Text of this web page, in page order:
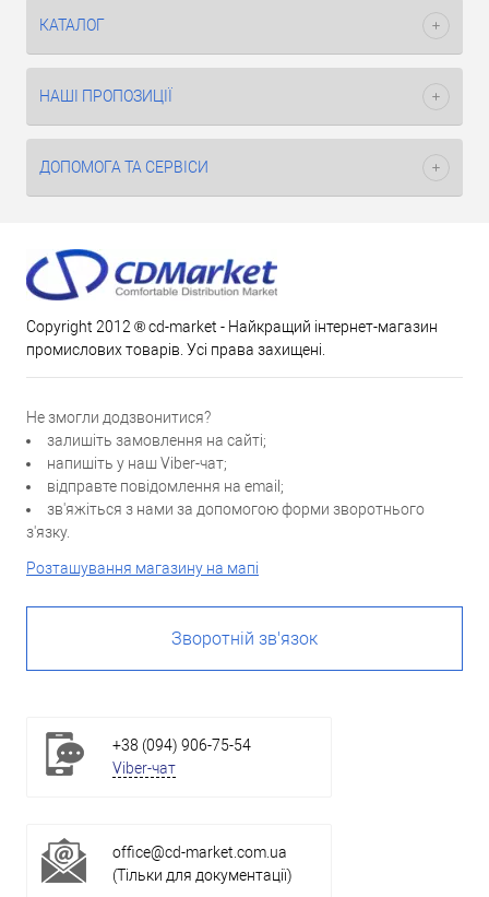
КАТАЛОГ
НАШІ ПРОПОЗИЦІЇ
ДОПОМОГА ТА СЕРВІСИ
Copyright 2012 ® cd-market - Найкращий інтернет-магазин
промислових товарів. Усі права захищені.
Не змогли додзвонитися?
залишіть замовлення на сайті;
напишіть у наш Viber-чат;
відправте повідомлення на email;
зв'яжіться з нами за допомогою форми зворотнього
з'язку.
Розташування магазину на мапі
Зворотній зв'язок
+38 (094) 906-75-54
Viber-чат
office@cd-market.com.ua
(Тільки для документації)